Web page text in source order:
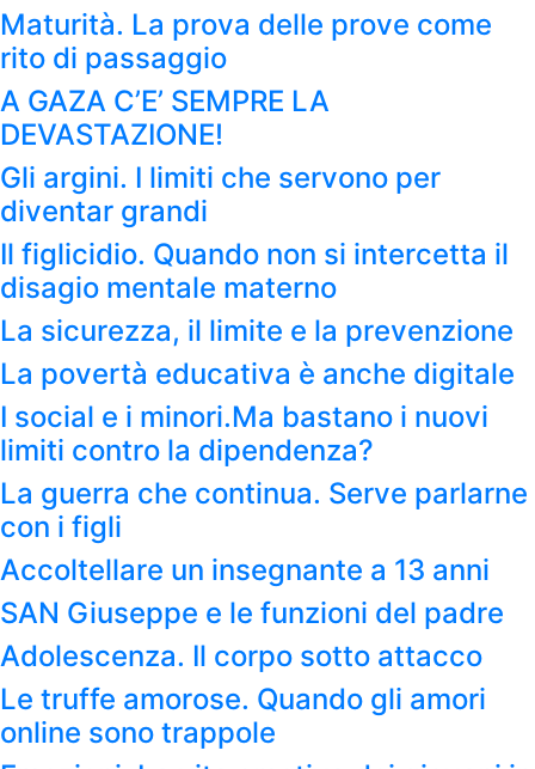
Maturità. La prova delle prove come
rito di passaggio
A GAZA C’E’ SEMPRE LA
DEVASTAZIONE!
Gli argini. I limiti che servono per
diventar grandi
Il figlicidio. Quando non si intercetta il
disagio mentale materno
La sicurezza, il limite e la prevenzione
La povertà educativa è anche digitale
I social e i minori.Ma bastano i nuovi
limiti contro la dipendenza?
La guerra che continua. Serve parlarne
con i figli
Accoltellare un insegnante a 13 anni
SAN Giuseppe e le funzioni del padre
Adolescenza. Il corpo sotto attacco
Le truffe amorose. Quando gli amori
online sono trappole